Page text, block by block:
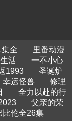
集全
里番动漫
活
一不小心
1993
圣诞炉
幸运怪兽
修理
全力以赴的行
父亲的荣
比伦全26集